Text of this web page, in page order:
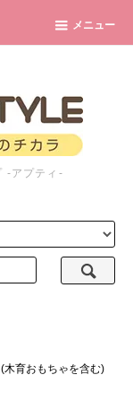
メニュー
-アプティ-
木育おもちゃを含む)